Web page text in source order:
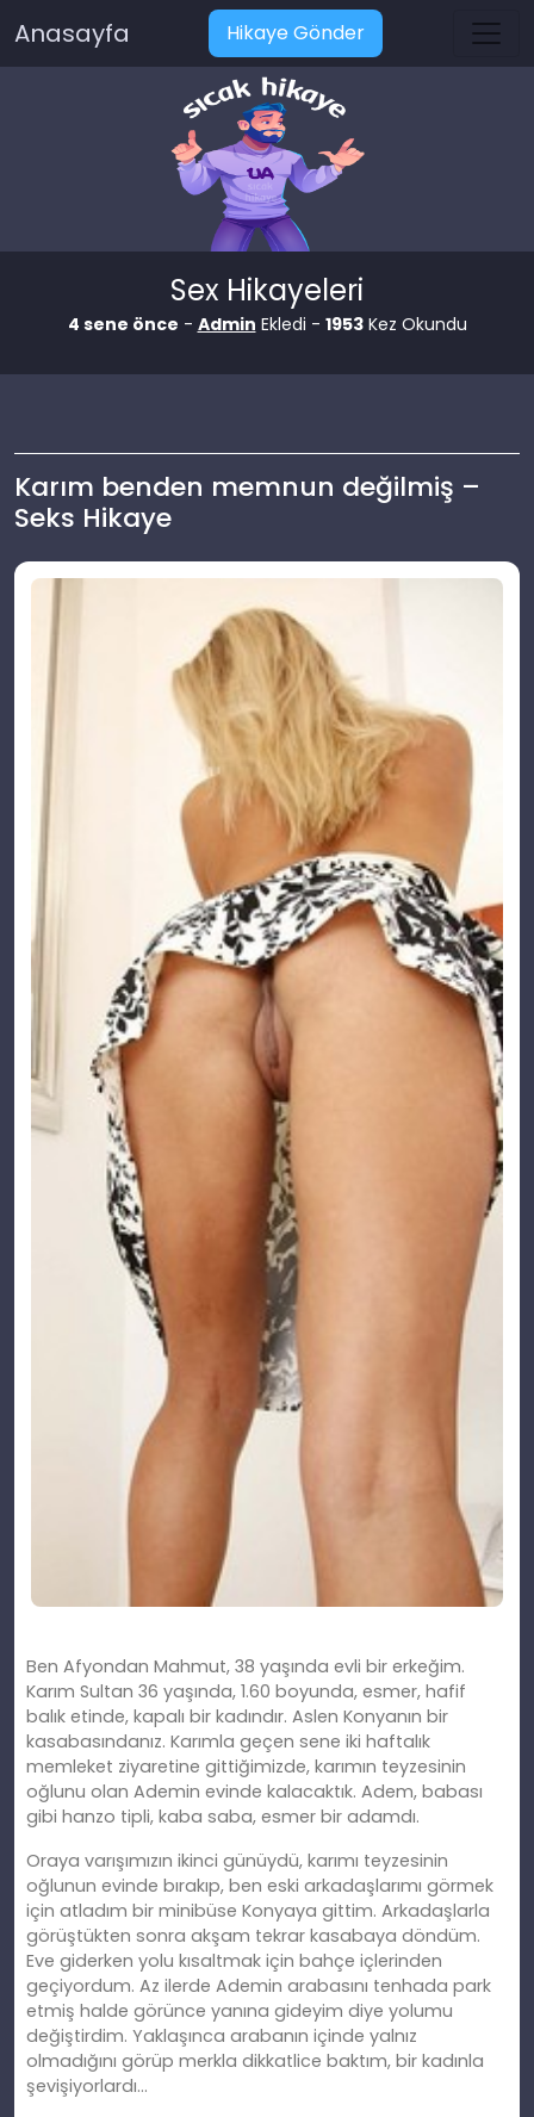
Anasayfa Hikaye Gönder
Sex Hikayeleri
4 sene önce - Admin Ekledi - 1953Kez Okundu
Karım benden memnun değilmiş –
Seks Hikaye
Ben Afyondan Mahmut, 38 yaşında evli bir erkeğim.
Karım Sultan 36 yaşında, 1.60 boyunda, esmer, hafif
balık etinde, kapalı bir kadındır. Aslen Konyanın bir
kasabasındanız. Karımla geçen sene iki haftalık
memleket ziyaretine gittiğimizde, karımın teyzesinin
oğlunu olan Ademin evinde kalacaktık. Adem, babası
gibi hanzo tipli, kaba saba, esmer bir adamdı.
Oraya varışımızın ikinci günüydü, karımı teyzesinin
oğlunun evinde bırakıp, ben eski arkadaşlarımı görmek
için atladım bir minibüse Konyaya gittim. Arkadaşlarla
görüştükten sonra akşam tekrar kasabaya döndüm.
Eve giderken yolu kısaltmak için bahçe içlerinden
geçiyordum. Az ilerde Ademin arabasını tenhada park
etmiş halde görünce yanına gideyim diye yolumu
değiştirdim. Yaklaşınca arabanın içinde yalnız
olmadığını görüp merkla dikkatlice baktım, bir kadınla
şevişiyorlardı…